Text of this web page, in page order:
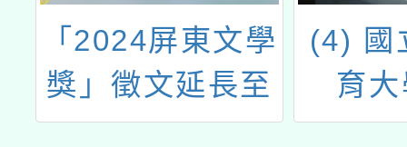
「2024屏東文學
獎」徵文延長至
113年7月31日
(4) 國
育
「《